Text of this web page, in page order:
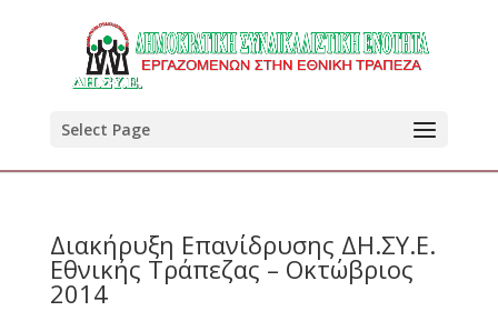
Select Page
Διακήρυξη Επανίδρυσης ΔΗ.ΣΥ.Ε.
Εθνικής Τράπεζας – Οκτώβριος
2014